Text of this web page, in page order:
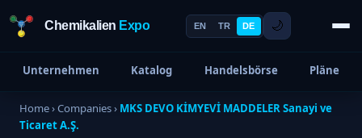
Chemikalien Expo EN TR DE 🌙
Unternehmen Katalog Handelsbörse Pläne
Home›Companies› MKS DEVO KİMYEVİ MADDELER Sanayi ve
Ticaret A.Ş.